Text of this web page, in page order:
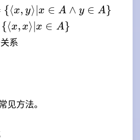
| x \in A
y \in
{⟨x, y⟩ x ∈ A ∧ y ∈ A}
| x \in
{⟨x, x⟩ ∣x ∈ A}
系
见方法。